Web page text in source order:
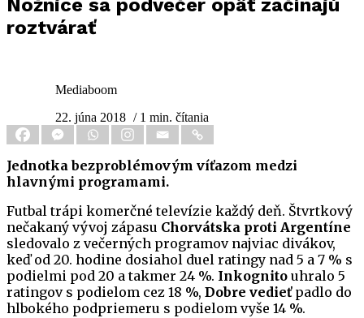
Nožnice sa podvečer opäť začínajú
roztvárať
Mediaboom
22. júna 2018 / 1 min. čítania
Jednotka bezproblémovým víťazom medzi
hlavnými programami.
Futbal trápi komerčné televízie každý deň. Štvrtkový
nečakaný vývoj zápasu Chorvátska proti Argentíne
sledovalo z večerných programov najviac divákov,
keď od 20. hodine dosiahol duel ratingy nad 5 a 7 % s
podielmi pod 20 a takmer 24 %. Inkognito uhralo 5
ratingov s podielom cez 18 %, Dobre vedieťpadlo do
hlbokého podpriemeru s podielom vyše 14 %.